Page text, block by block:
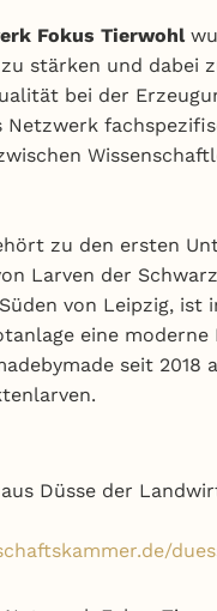
Fokus Tierwohl
stärken und dabei
bei der
zu den ersten
Larven der
von Leipzig, ist
eine
seit 2018
Düsse der